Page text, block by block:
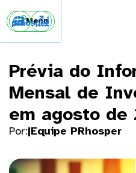
Menu
 
Prévia do
Mensal de
em agosto de
Por:|Equipe PRhosper